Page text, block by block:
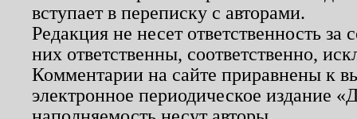
вступает в переписку с авторами.
Редакция не несет ответственность
них ответственны, соответственно,
Комментарии на сайте приравнены к
электронное периодическое издание